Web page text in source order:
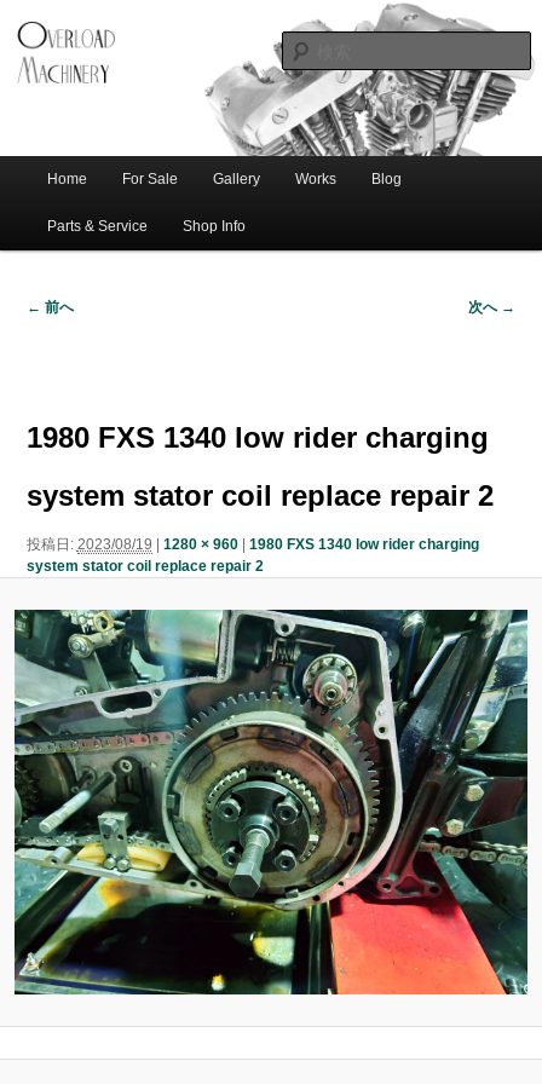
新潟のハー
レー中古車
バーロード
ショベル・アイアンスポーツ・エボビッグツイン＆スポーツスターなどを取
り扱う中古ハーレー専門店。整備・修理・カスタムまで一貫対応します。
ン
メ
イ
ン
ン
テ
ン
ツ
へ
移
動
サ
ブ
コ
テ
ン
ツ
へ
移
動
Home For Sale Gallery Works Blog
Parts & Service Shop Info
ゲ
シ
ョ
ン
← 前へ 次へ →
1980 FXS 1340 low rider charging
system stator coil replace repair 2
投稿日: 2023/08/19 1280 × 960| 1980 FXS 1340 low rider charging
system stator coil replace repair 2